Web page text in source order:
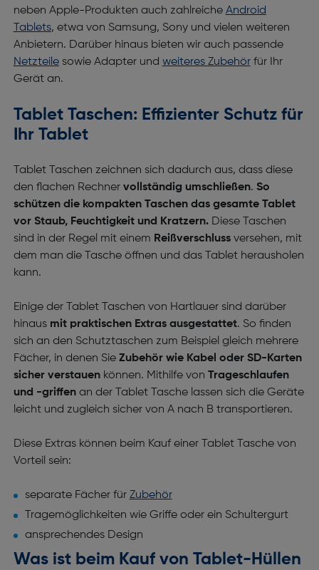
neben Apple-Produkten auch zahlreiche Android
Tablets, etwa von Samsung, Sony und vielen weiteren
Anbietern. Darüber hinaus bieten wir auch passende
Netzteilesowie Adapter und weiteres Zubehörfür Ihr
Gerät an.
Tablet Taschen: Effizienter Schutz für
Ihr Tablet
Tablet Taschen zeichnen sich dadurch aus, dass diese
den flachen Rechner vollständig umschließen. So
schützen die kompakten Taschen das gesamte Tablet
vor Staub, Feuchtigkeit und Kratzern.Diese Taschen
sind in der Regel mit einem Reißverschlussversehen, mit
dem man die Tasche öffnen und das Tablet herausholen
kann.
Einige der Tablet Taschen von Hartlauer sind darüber
hinaus mit praktischen Extras ausgestattet. So finden
sich an den Schutztaschen zum Beispiel gleich mehrere
Fächer, in denen Sie Zubehör wie Kabel oder SD-Karten
sicher verstauen können. Mithilfe von Trageschlaufen
und -griffenan der Tablet Tasche lassen sich die Geräte
leicht und zugleich sicher von A nach B transportieren.
Diese Extras können beim Kauf einer Tablet Tasche von
Vorteil sein:
separate Fächer für Zubehör
Tragemöglichkeiten wie Griffe oder ein Schultergurt
ansprechendes Design
Was ist beim Kauf von Tablet-Hüllen